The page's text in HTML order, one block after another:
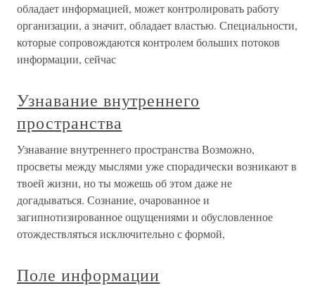
обладает информацией, может контролировать работу
организации, а значит, обладает властью. Специальности,
которые сопровождаются контролем больших потоков
информации, сейчас
Узнавание внутреннего
пространства
Узнавание внутреннего пространства Возможно,
просветы между мыслями уже спорадически возникают в
твоей жизни, но ты можешь об этом даже не
догадываться. Сознание, очарованное и
загипнотизированное ощущениями и обусловленное
отождествляться исключительно с формой,
Поле информации